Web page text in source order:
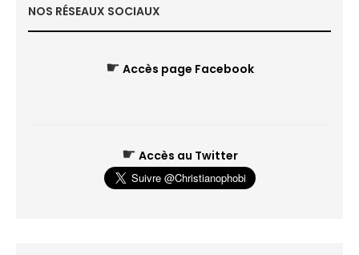
NOS RÉSEAUX SOCIAUX
☛ Accès page Facebook
☛ Accès au Twitter